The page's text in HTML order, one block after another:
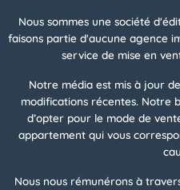
Nous sommes une société
faisons partie d'aucune agence
service de mise en
Notre média est mis à jour
modifications récentes. Notre
d’opter pour le mode de
appartement qui vous
Nous nous rémunérons à